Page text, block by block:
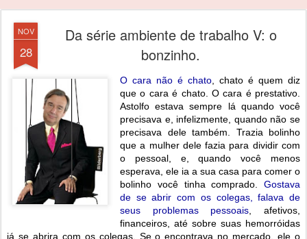
NOV
28
Da série ambiente de trabalho V: o
bonzinho.
O cara não é chato , chato é quem diz
que o cara é chato. O cara é prestativo.
Astolfo estava sempre lá quando você
precisava e, infelizmente, quando não se
precisava dele também. Trazia bolinho
que a mulher dele fazia para dividir com
o pessoal, e, quando você menos
esperava, ele ia a sua casa para comer o
bolinho você tinha comprado. Gostava
de se abrir com os colegas, falava de
seus problemas pessoais , afetivos,
financeiros, até sobre suas hemorróidas
já se abrira com os colegas. Se o encontrava no mercado, ele o